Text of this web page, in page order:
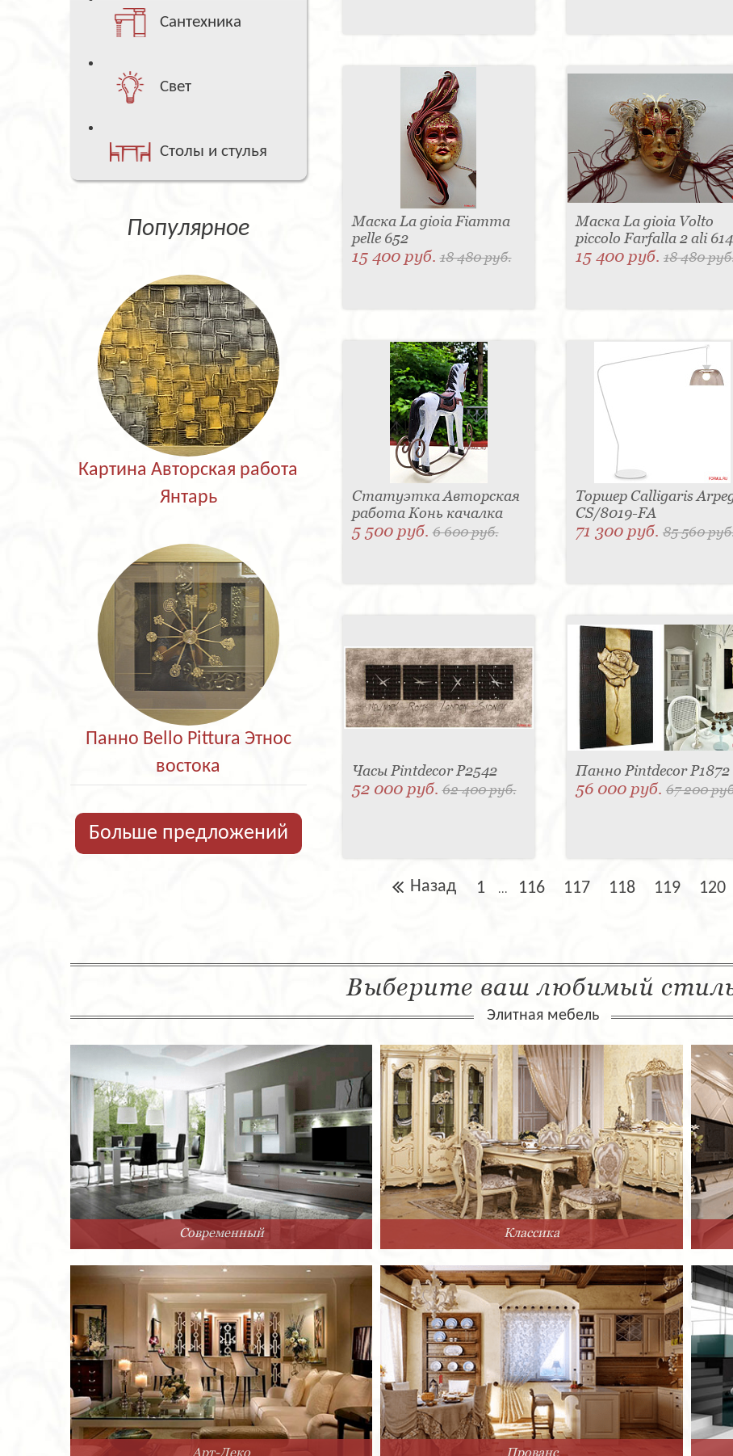
Сантехника
Свет
Столы и стулья
Популярное
Картина Авторская работа
Янтарь
Панно Bello Pittura Этнос
востока
Больше предложений
Маска La gioia Fiamma
pelle 652
15 400 руб.18 480 руб.
Маска La gioia Volto
piccolo Farfalla 2 ali
15 400 руб. 18 480
Статуэтка Авторская
работа Конь качалка
5 500 руб.6 600 руб.
Торшер Calligaris
CS/8019-FA
71 300 руб. 85 560
Часы Pintdecor P2542
52 000 руб.62 400 руб.
Панно Pintdecor P1872
56 000 руб. 67 200
Назад 1 ... 116 117 118 119 120
Выберите ваш любимый
Элитная мебель
Современный Классика
Арт-Деко Прованс